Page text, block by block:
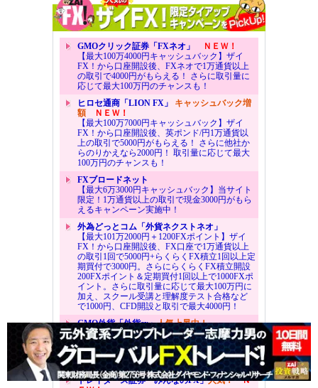
GMOクリック証券「FXネオ」
ＮＥＷ！
【最大100万4000円キャッシュバック】ザイ
FX！から口座開設後、FXネオで1万通貨以上
の取引で4000円がもらえる！ さらに取引量に
応じて最大100万円のチャンスも！
ヒロセ通商「LION FX」 キャッシュバック増
額ＮＥＷ！
【最大100万7000円キャッシュバック】ザイ
FX！から口座開設後、英ポンド/円1万通貨以
上の取引で5000円がもらえる！ さらに他社か
らのりかえなら2000円！ 取引量に応じて最大
100万円のチャンスも！
FXブロードネット
【最大6万3000円キャッシュバック】当サイト
限定！1万通貨以上の取引で現金3000円がもら
えるキャンペーン実施中！
外為どっとコム「外貨ネクストネオ」
【最大101万2000円＋1200FXポイント】ザイ
FX！から口座開設後、FX口座で1万通貨以上
の取引1回で5000円+らくらくFX積立1回以上定
期買付で3000円。さらにらくらくFX積立開設
200FXポイント＆定期買付1回以上で1000FXポ
イント。さらに取引量に応じて最大100万円に
加え、スクール受講と理解度テスト合格など
で1000円、CFD開設と取引で最大4000円！
GMO外貨「外貨ex」人気上昇中！
【最大100万4000円キャッシュバック】ザイ
FX！から口座開設後、1万通貨以上の取引で
4000円がもらえる！ さらに取引量に応じて最
大100万円のチャンスも！
トレイダーズ証券「みんなのFX」人気！Ｎ